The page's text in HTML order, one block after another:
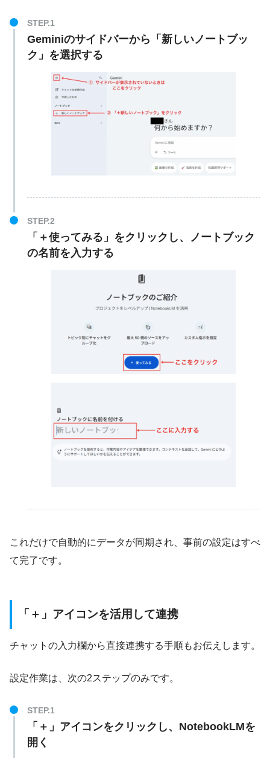
Geminiのサイドバーから「新しいノートブッ
ク」を選択する
「＋使ってみる」をクリックし、ノートブック
の名前を入力する
これだけで自動的にデータが同期され、事前の設定はすべ
て完了です。
「＋」アイコンを活用して連携
チャットの入力欄から直接連携する手順もお伝えします。
設定作業は、次の2ステップのみです。
「＋」アイコンをクリックし、NotebookLMを
開く